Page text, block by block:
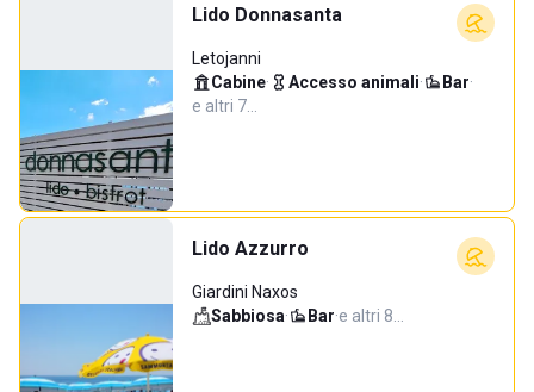
Lido Donnasanta
Letojanni
Cabine· Accesso animali· Bar·
e altri 7…
Lido Azzurro
Giardini Naxos
Sabbiosa· Bar·e altri 8…